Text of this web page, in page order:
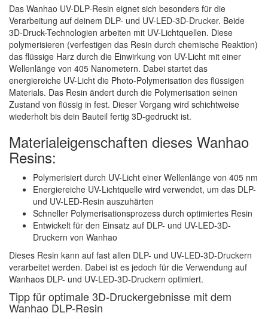
Das Wanhao UV-DLP-Resin eignet sich besonders für die
Verarbeitung auf deinem DLP- und UV-LED-3D-Drucker. Beide
3D-Druck-Technologien arbeiten mit UV-Lichtquellen. Diese
polymerisieren (verfestigen das Resin durch chemische Reaktion)
das flüssige Harz durch die Einwirkung von UV-Licht mit einer
Wellenlänge von 405 Nanometern. Dabei startet das
energiereiche UV-Licht die Photo-Polymerisation des flüssigen
Materials. Das Resin ändert durch die Polymerisation seinen
Zustand von flüssig in fest. Dieser Vorgang wird schichtweise
wiederholt bis dein Bauteil fertig 3D-gedruckt ist.
Materialeigenschaften dieses Wanhao
Resins:
Polymerisiert durch UV-Licht einer Wellenlänge von 405 nm
Energiereiche UV-Lichtquelle wird verwendet, um das DLP-
und UV-LED-Resin auszuhärten
Schneller Polymerisationsprozess durch optimiertes Resin
Entwickelt für den Einsatz auf DLP- und UV-LED-3D-
Druckern von Wanhao
Dieses Resin kann auf fast allen DLP- und UV-LED-3D-Druckern
verarbeitet werden. Dabei ist es jedoch für die Verwendung auf
Wanhaos DLP- und UV-LED-3D-Druckern optimiert.
Tipp für optimale 3D-Druckergebnisse mit dem
Wanhao DLP-Resin